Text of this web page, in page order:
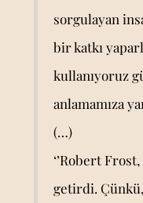
sorgulayan
bir katkı
kullanıyoruz
anlamamıza
(…)
‘’Robert
getirdi.